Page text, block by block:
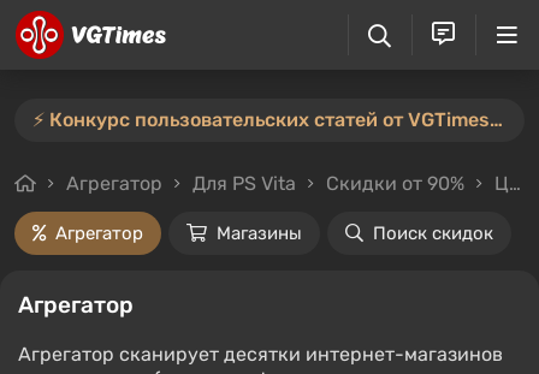
⚡️ Конкурс пользовательских статей от VGTimes продлён — участвуйте тут ⚡️
Агрегатор Для PS Vita Скидки от 90% Цены до 100₽
Агрегатор Магазины Поиск скидок
Агрегатор
Агрегатор сканирует десятки интернет-магазинов